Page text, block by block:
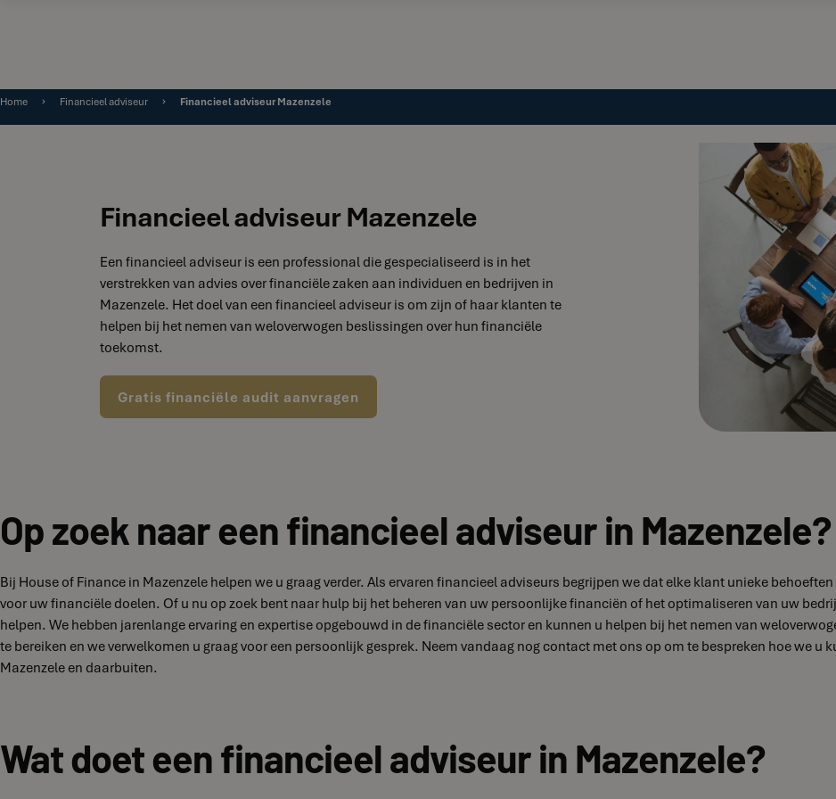
Home Financieel adviseur Financieel adviseur Mazenzele
Financieel adviseur Mazenzele
Een financieel adviseur is een professional die gespecialiseerd is in het
verstrekken van advies over financiële zaken aan individuen en bedrijven in
Mazenzele. Het doel van een financieel adviseur is om zijn of haar klanten te
helpen bij het nemen van weloverwogen beslissingen over hun financiële
toekomst.
Gratis financiële audit aanvragen
Op zoek naar een financieel adviseur in Mazenzele?
Bij House of Finance in Mazenzele helpen we u graag verder. Als ervaren financieel adviseurs begrijpen we dat elke klant unieke
voor uw financiële doelen. Of u nu op zoek bent naar hulp bij het beheren van uw persoonlijke financiën of het optimaliseren van uw
helpen. We hebben jarenlange ervaring en expertise opgebouwd in de financiële sector en kunnen u helpen bij het nemen van
te bereiken en we verwelkomen u graag voor een persoonlijk gesprek. Neem vandaag nog contact met ons op om te bespreken hoe we
Mazenzele en daarbuiten.
Wat doet een financieel adviseur in Mazenzele?